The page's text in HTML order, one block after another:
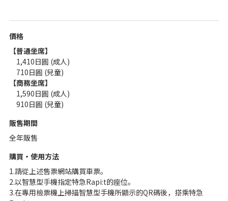
價格
【普通坐席】
1,410日圓 (成人)
710日圓 (兒童)
【商務坐席】
1,590日圓 (成人)
910日圓 (兒童)
販售期間
全年販售
購買・使用方法
1.請從上述售票網站購買車票。
2.以智慧型手機指定特急Rapi:t的座位。
3.在專用檢票機上掃描智慧型手機所顯示的QR碼後，搭乘特急